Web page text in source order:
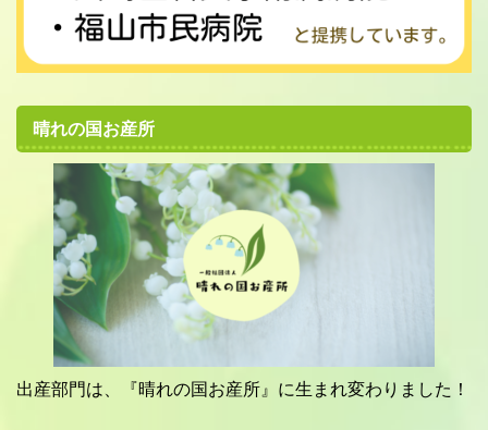
晴れの国お産所
出産部門は、『晴れの国お産所』に生まれ変わりました！